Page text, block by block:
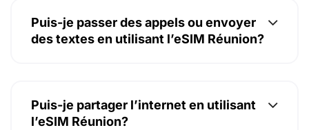
Puis-je passer des appels ou envoyer
des textes en utilisant l’eSIM Réunion?
Puis-je partager l’internet en utilisant
l’eSIM Réunion?